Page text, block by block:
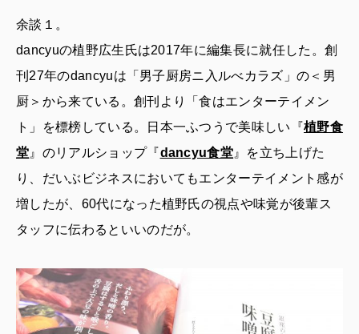
余談１。
dancyuの植野広生氏は2017年に編集長に就任した。創
刊27年のdancyuは「男子厨房ニ入ルべカラズ」の＜男
厨＞から来ている。創刊より「食はエンターテイメン
ト」を標榜している。日本一ふつうで美味しい『植野食
堂 』のリアルショップ『dancyu食堂 』を立ち上げた
り、だいぶビジネスにおいてもエンターテイメント感が
増したが、60代になった植野氏の視点や味覚が後輩ス
タッフに伝わるといいのだが。